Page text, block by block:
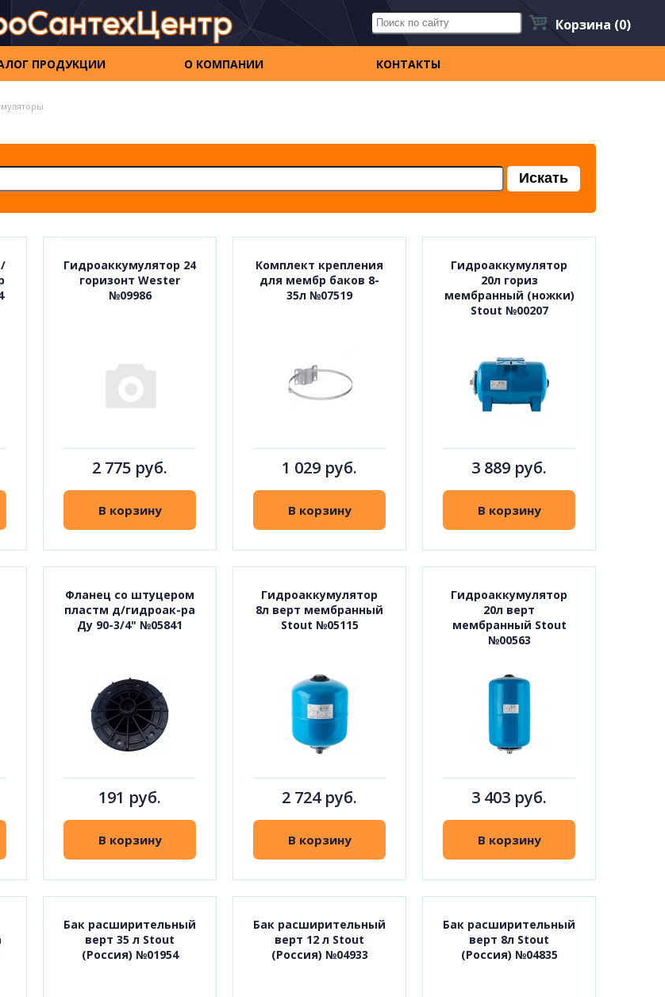
Корзина (0)
ПРОДУКЦИИ О КОМПАНИИ КОНТАКТЫ
Гидроаккумулятор 24
горизонт Wester
№09986
2 775 руб.
В корзину
Комплект крепления
для мембр баков 8-
35л №07519
1 029 руб.
В корзину
Гидроаккумулятор
20л гориз
мембранный (ножки)
Stout №00207
3 889 руб.
В корзину
Фланец со штуцером
пластм д/гидроак-ра
Ду 90-3/4" №05841
191 руб.
В корзину
Гидроаккумулятор
8л верт мембранный
Stout №05115
2 724 руб.
В корзину
Гидроаккумулятор
20л верт
мембранный Stout
№00563
3 403 руб.
В корзину
Бак расширительный
верт 35 л Stout
(Россия) №01954
Бак расширительный
верт 12 л Stout
(Россия) №04933
Бак расширительный
верт 8л Stout
(Россия) №04835